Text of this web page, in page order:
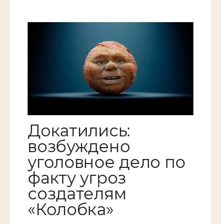
Докатились:
возбуждено
уголовное дело по
факту угроз
создателям
«Колобка»